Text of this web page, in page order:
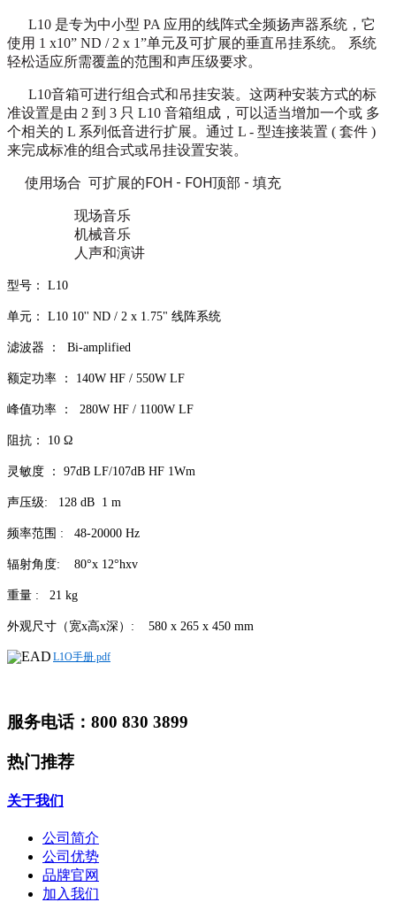
L10 是专为中小型 PA 应用的线阵式全频扬声器系统，它
使用 1 x10” ND / 2 x 1”单元及可扩展的垂直吊挂系统。 系统
轻松适应所需覆盖的范围和声压级要求。
L10音箱可进行组合式和吊挂安装。这两种安装方式的标
准设置是由 2 到 3 只 L10 音箱组成，可以适当增加一个或 多
个相关的 L 系列低音进行扩展。通过 L - 型连接装置 ( 套件 )
来完成标准的组合式或吊挂设置安装。
使用场合 可扩展的FOH - FOH顶部 - 填充
现场音乐
机械音乐
人声和演讲
型号： L10
单元： L10 10'' ND / 2 x 1.75" 线阵系统
滤波器 ： Bi-amplified
额定功率 ： 140W HF / 550W LF
峰值功率 ： 280W HF / 1100W LF
阻抗： 10 Ω
灵敏度 ： 97dB LF/107dB HF 1Wm
声压级: 128 dB 1 m
频率范围 : 48-20000 Hz
辐射角度: 80°x 12°hxv
重量 : 21 kg
外观尺寸（宽x高x深）: 580 x 265 x 450 mm
L1O手册.pdf
服务电话：800 830 3899
热门推荐
关于我们
公司简介
公司优势
品牌官网
加入我们